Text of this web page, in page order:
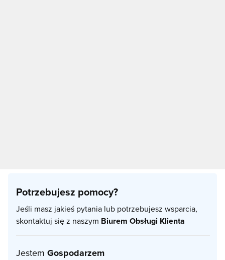
Potrzebujesz pomocy?
Jeśli masz jakieś pytania lub potrzebujesz wsparcia,
skontaktuj się z naszym Biurem Obsługi Klienta
Jestem Gospodarzem